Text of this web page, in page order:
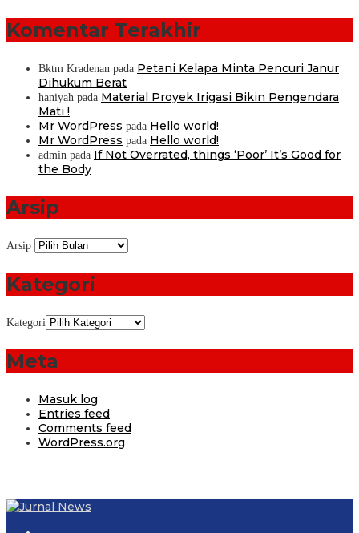
Komentar Terakhir
Bktm Kradenan pada Petani Kelapa Minta Pencuri Janur
Dihukum Berat
haniyah pada Material Proyek Irigasi Bikin Pengendara
Mati !
Mr WordPress pada Hello world!
Mr WordPress pada Hello world!
admin pada If Not Overrated, things ‘Poor’ It’s Good for
the Body
Arsip
Arsip
Kategori
Kategori
Meta
Masuk log
Entries feed
Comments feed
WordPress.org